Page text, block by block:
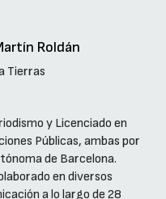
Roldán
Tierras
y Licenciado en
Públicas, ambas por
de Barcelona.
en diversos
a lo largo de 28